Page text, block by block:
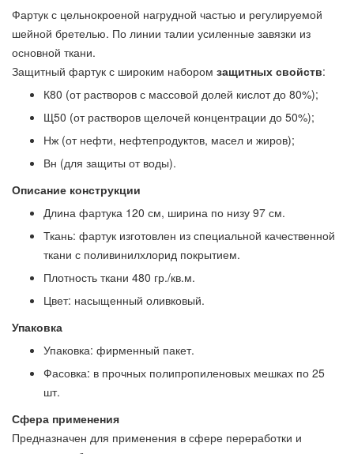
Фартук с цельнокроеной нагрудной частью и регулируемой
шейной бретелью. По линии талии усиленные завязки из
основной ткани.
Защитный фартук с широким набором защитных свойств:
К80 (от растворов с массовой долей кислот до 80%);
Щ50 (от растворов щелочей концентрации до 50%);
Нж (от нефти, нефтепродуктов, масел и жиров);
Вн (для защиты от воды).
Описание конструкции
Длина фартука 120 см, ширина по низу 97 см.
Ткань: фартук изготовлен из специальной качественной
ткани с поливинилхлорид покрытием.
Плотность ткани 480 гр./кв.м.
Цвет: насыщенный оливковый.
Упаковка
Упаковка: фирменный пакет.
Фасовка: в прочных полипропиленовых мешках по 25
шт.
Сфера применения
Предназначен для применения в сфере переработки и